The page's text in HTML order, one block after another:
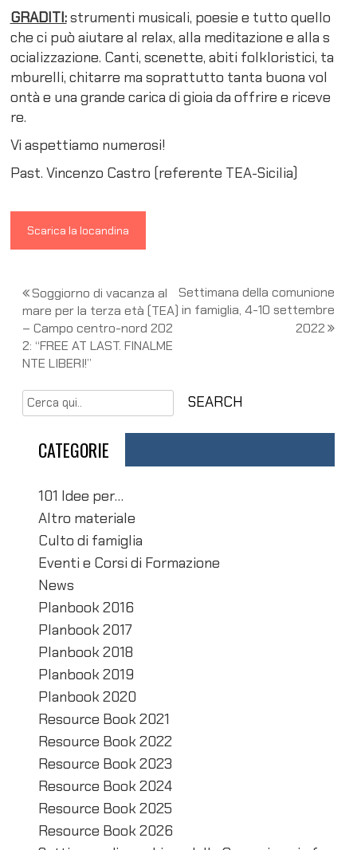
GRADITI:strumenti musicali, poesie e tutto quello
che ci può aiutare al relax, alla meditazione e alla s
ocializzazione. Canti, scenette, abiti folkloristici, ta
mburelli, chitarre ma soprattutto tanta buona vol
ontà e una grande carica di gioia da offrire e riceve
re.
Vi aspettiamo numerosi!
Past. Vincenzo Castro (referente TEA-Sicilia)
Scarica la locandina
N
a
v
i
g
Soggiorno di vacanza al
mare per la terza età (TEA)
– Campo centro-nord 202
2: “FREE AT LAST. FINALME
NTE LIBERI!”
Settimana della comunione
in famiglia, 4-10 settembre
2022
CATEGORIE
101 Idee per…
Altro materiale
Culto di famiglia
Eventi e Corsi di Formazione
News
Planbook 2016
Planbook 2017
Planbook 2018
Planbook 2019
Planbook 2020
Resource Book 2021
Resource Book 2022
Resource Book 2023
Resource Book 2024
Resource Book 2025
Resource Book 2026